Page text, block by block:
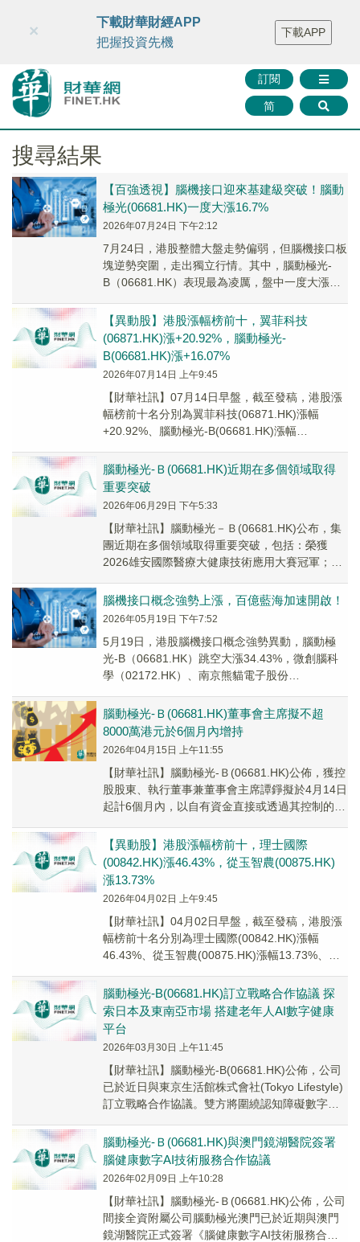
財華智庫網 FINTV FINMETA 財華證券 媒體矩陣
智庫沙龍
聯絡我們
訂閱
简
×
下載財華財經APP
把握投資先機
下載APP
搜尋結果
【百強透視】腦機接口迎來基建級突破！腦動
極光(06681.HK)一度大漲16.7%
2026年07月24日 下午2:12
7月24日，港股整體大盤走勢偏弱，但腦機接口板
塊逆勢突圍，走出獨立行情。其中，腦動極光-
B（06681.HK）表現最為凌厲，盤中一度大漲
【異動股】港股漲幅榜前十，翼菲科技
(06871.HK)漲+20.92%，腦動極光-
B(06681.HK)漲+16.07%
2026年07月14日 上午9:45
【財華社訊】07月14日早盤，截至發稿，港股漲
幅榜前十名分別為翼菲科技(06871.HK)漲幅
+20.92%、腦動極光-B(06681.HK)漲幅
腦動極光-Ｂ(06681.HK)近期在多個領域取得
重要突破
2026年06月29日 下午5:33
​【財華社訊】腦動極光－Ｂ(06681.HK)公布，集
團近期在多個領域取得重要突破，包括：榮獲
2026雄安國際醫療大健康技術應用大賽冠軍；
腦機接口概念強勢上漲，百億藍海加速開啟！
2026年05月19日 下午7:52
5月19日，港股腦機接口概念強勢異動，腦動極
光-B（06681.HK）跳空大漲34.43%，微創腦科
學（02172.HK）、南京熊貓電子股份
腦動極光-Ｂ(06681.HK)董事會主席擬不超
8000萬港元於6個月內增持
2026年04月15日 上午11:55
【財華社訊】腦動極光-Ｂ(06681.HK)公佈，獲控
股股東、執行董事兼董事會主席譚錚擬於4月14日
起計6個月內，以自有資金直接或透過其控制的實
【異動股】港股漲幅榜前十，理士國際
(00842.HK)漲46.43%，從玉智農(00875.HK)
漲13.73%
2026年04月02日 上午9:45
【財華社訊】04月02日早盤，截至發稿，港股漲
幅榜前十名分別為理士國際(00842.HK)漲幅
46.43%、從玉智農(00875.HK)漲幅13.73%、南
腦動極光-B(06681.HK)訂立戰略合作協議 探
索日本及東南亞市場 搭建老年人AI數字健康
平台
2026年03月30日 上午11:45
【財華社訊】腦動極光-B(06681.HK)公佈，公司
已於近日與東京生活館株式會社(Tokyo Lifestyle)
訂立戰略合作協議。雙方將圍繞認知障礙數字療
腦動極光-Ｂ(06681.HK)與澳門鏡湖醫院簽署
腦健康數字AI技術服務合作協議
2026年02月09日 上午10:28
【財華社訊】腦動極光-Ｂ(06681.HK)公佈，公司
間接全資附屬公司腦動極光澳門已於近期與澳門
鏡湖醫院正式簽署《腦健康數字AI技術服務合作